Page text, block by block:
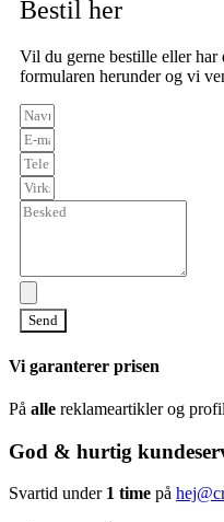
Bestil her
Vil du gerne bestille eller
formularen herunder og vi
Send
Vi garanterer prisen
På alle reklameartikler og
God & hurtig
Svartid under 1 time på